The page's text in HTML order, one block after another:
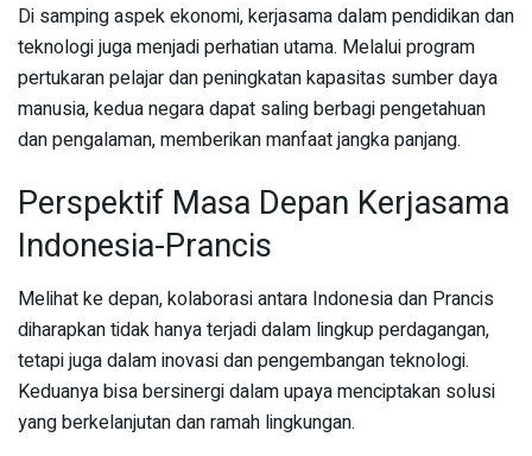
Di samping aspek ekonomi, kerjasama dalam pendidikan dan
teknologi juga menjadi perhatian utama. Melalui program
pertukaran pelajar dan peningkatan kapasitas sumber daya
manusia, kedua negara dapat saling berbagi pengetahuan
dan pengalaman, memberikan manfaat jangka panjang.
Perspektif Masa Depan Kerjasama
Indonesia-Prancis
Melihat ke depan, kolaborasi antara Indonesia dan Prancis
diharapkan tidak hanya terjadi dalam lingkup perdagangan,
tetapi juga dalam inovasi dan pengembangan teknologi.
Keduanya bisa bersinergi dalam upaya menciptakan solusi
yang berkelanjutan dan ramah lingkungan.